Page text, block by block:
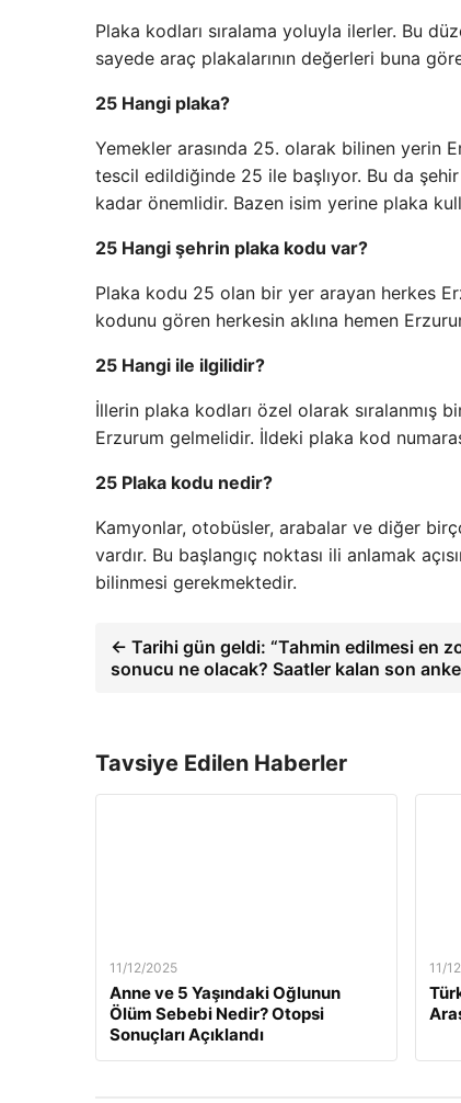
Plaka kodları sıralama yoluyla ilerler. Bu
sayede araç plakalarının değerleri buna
25 Hangi plaka?
Yemekler arasında 25. olarak bilinen yerin
tescil edildiğinde 25 ile başlıyor. Bu da
kadar önemlidir. Bazen isim yerine plaka
25 Hangi şehrin plaka kodu var?
Plaka kodu 25 olan bir yer arayan herkes
kodunu gören herkesin aklına hemen
25 Hangi ile ilgilidir?
İllerin plaka kodları özel olarak sıralanmış
Erzurum gelmelidir. İldeki plaka kod
25 Plaka kodu nedir?
Kamyonlar, otobüsler, arabalar ve diğer
vardır. Bu başlangıç ​​noktası ili anlamak
bilinmesi gerekmektedir.
← Tarihi gün geldi: “Tahmin edilmesi en
sonucu ne olacak? Saatler kalan son
Tavsiye Edilen Haberler
11/12/2025
Anne ve 5 Yaşındaki Oğlunun
Ölüm Sebebi Nedir? Otopsi
Sonuçları Açıklandı
11/